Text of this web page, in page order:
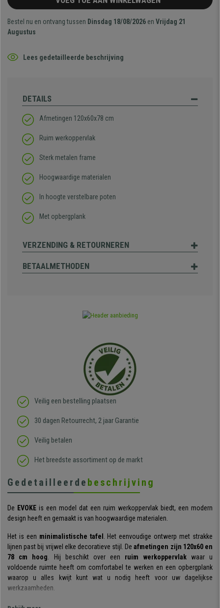
Bestel nu en ontvang tussen Dinsdag 18/08/2026 en Vrijdag 21
Augustus
Lees gedetailleerde beschrijving
DETAILS
Afmetingen 120x60x78 cm
Ruim werkoppervlak
Sterk metalen frame
Hoogwaardige materialen
In hoogte verstelbare poten
Met opbergplank
VERZENDING & RETOURNEREN
BETAALMETHODEN
Veilig een bestelling plaatsen
30 dagen Retourrecht, 2 jaar Garantie
Veilig betalen
Het breedste assortiment op de markt
Gedetailleerde beschrijving
De EVOKE is een model dat een ruim werkoppervlak biedt, een modern
design heeft en gemaakt is van hoogwaardige materialen.
Het is een minimalistische tafel . Het eenvoudige ontwerp met strakke
lijnen past bij vrijwel elke decoratieve stijl. Deafmetingen zijn 120x60 en
78 cm hoog. Hij beschikt over een ruim werkoppervlakwaar u
voldoende ruimte heeft om comfortabel te werken en een opbergplank
waarop u alles kwijt kunt wat u nodig heeft voor uw dagelijkse
werkzaamheden.
Dit bureau valt ook op door de